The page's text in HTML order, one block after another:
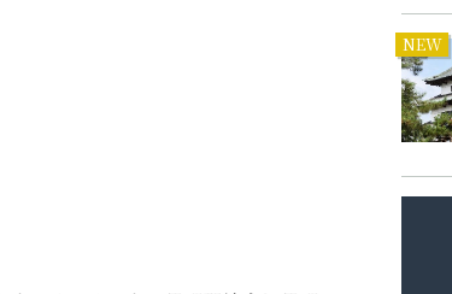
NEW